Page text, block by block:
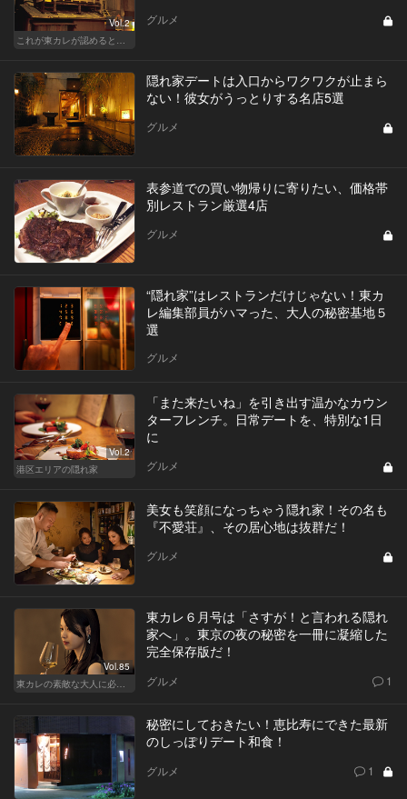
Vol.2
これが東カレが認めるとっておきの隠れ家
グルメ
隠れ家デートは入口からワクワクが止まら
ない！彼女がうっとりする名店5選
グルメ
表参道での買い物帰りに寄りたい、価格帯
別レストラン厳選4店
グルメ
“隠れ家”はレストランだけじゃない！東カ
レ編集部員がハマった、大人の秘密基地５
選
グルメ
Vol.2
港区エリアの隠れ家
「また来たいね」を引き出す温かなカウン
ターフレンチ。日常デートを、特別な1日
に
グルメ
美女も笑顔になっちゃう隠れ家！その名も
『不愛荘』、その居心地は抜群だ！
グルメ
Vol.85
東カレ６月号は「さすが！と言われる隠れ
家へ」。東京の夜の秘密を一冊に凝縮した
完全保存版だ！
グルメ 1
秘密にしておきたい！恵比寿にできた最新
のしっぽりデート和食！
グルメ 1